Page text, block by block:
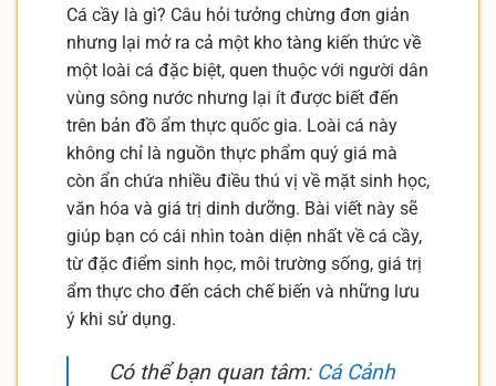
Cá cầy là gì? Câu hỏi tưởng chừng đơn giản
nhưng lại mở ra cả một kho tàng kiến thức về
một loài cá đặc biệt, quen thuộc với người dân
vùng sông nước nhưng lại ít được biết đến
trên bản đồ ẩm thực quốc gia. Loài cá này
không chỉ là nguồn thực phẩm quý giá mà
còn ẩn chứa nhiều điều thú vị về mặt sinh học,
văn hóa và giá trị dinh dưỡng. Bài viết này sẽ
giúp bạn có cái nhìn toàn diện nhất về cá cầy,
từ đặc điểm sinh học, môi trường sống, giá trị
ẩm thực cho đến cách chế biến và những lưu
ý khi sử dụng.
Có thể bạn quan tâm: Cá Cảnh